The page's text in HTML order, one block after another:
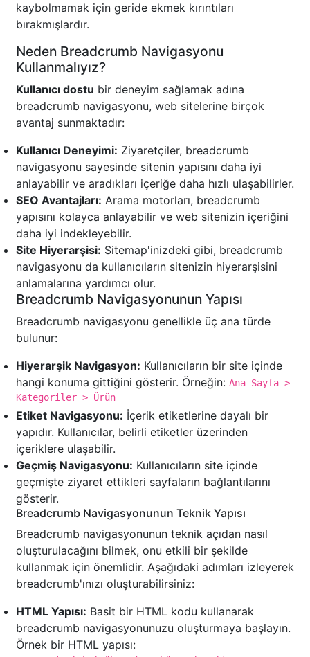
kaybolmamak için geride ekmek kırıntıları
bırakmışlardır.
Neden Breadcrumb Navigasyonu
Kullanmalıyız?
Kullanıcı dostu bir deneyim sağlamak adına
breadcrumb navigasyonu, web sitelerine birçok
avantaj sunmaktadır:
Kullanıcı Deneyimi: Ziyaretçiler, breadcrumb
navigasyonu sayesinde sitenin yapısını daha iyi
anlayabilir ve aradıkları içeriğe daha hızlı ulaşabilirler.
SEO Avantajları: Arama motorları, breadcrumb
yapısını kolayca anlayabilir ve web sitenizin içeriğini
daha iyi indekleyebilir.
Site Hiyerarşisi: Sitemap'inizdeki gibi, breadcrumb
navigasyonu da kullanıcıların sitenizin hiyerarşisini
anlamalarına yardımcı olur.
Breadcrumb Navigasyonunun Yapısı
Breadcrumb navigasyonu genellikle üç ana türde
bulunur:
Hiyerarşik Navigasyon: Kullanıcıların bir site içinde
hangi konuma gittiğini gösterir. Örneğin: Ana Sayfa >
Kategoriler > Ürün
Etiket Navigasyonu: İçerik etiketlerine dayalı bir
yapıdır. Kullanıcılar, belirli etiketler üzerinden
içeriklere ulaşabilir.
Geçmiş Navigasyonu: Kullanıcıların site içinde
geçmişte ziyaret ettikleri sayfaların bağlantılarını
gösterir.
Breadcrumb Navigasyonunun Teknik Yapısı
Breadcrumb navigasyonunun teknik açıdan nasıl
oluşturulacağını bilmek, onu etkili bir şekilde
kullanmak için önemlidir. Aşağıdaki adımları izleyerek
breadcrumb'ınızı oluşturabilirsiniz:
HTML Yapısı: Basit bir HTML kodu kullanarak
breadcrumb navigasyonunuzu oluşturmaya başlayın.
Örnek bir HTML yapısı: